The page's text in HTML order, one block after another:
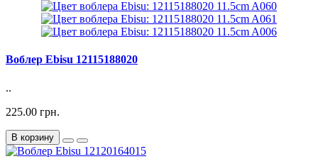
Воблер Ebisu 12115188020
..
225.00 грн.
В корзину